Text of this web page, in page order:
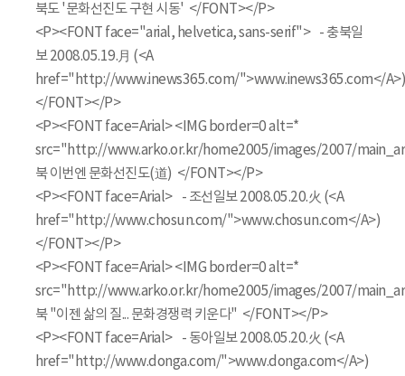
북도 '문화선진도 구현 시동' </FONT></P>
<P><FONT face="arial, helvetica, sans-serif"> - 충북일
보 2008.05.19.月 (<A
href="http://www.inews365.com/">www.inews365.com</A>)
</FONT></P>
<P><FONT face=Arial> <IMG border=0 alt=*
src="http://www.arko.or.kr/home2005/images/2007/
북 이번엔 문화선진도(道) </FONT></P>
<P><FONT face=Arial> - 조선일보 2008.05.20.火 (<A
href="http://www.chosun.com/">www.chosun.com</A>)
</FONT></P>
<P><FONT face=Arial> <IMG border=0 alt=*
src="http://www.arko.or.kr/home2005/images/2007/
북 "이젠 삶의 질... 문화경쟁력 키운다" </FONT></P>
<P><FONT face=Arial> - 동아일보 2008.05.20.火 (<A
href="http://www.donga.com/">www.donga.com</A>)